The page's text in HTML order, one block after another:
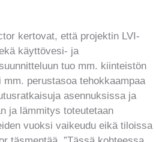
kertovat, että projektin LVI-
käyttövesi- ja
tuo mm. kiinteistön
perustasoa tehokkaampaa
asennuksissa ja
ja lämmitys toteutetaan
vuoksi vaikeudu eikä tiloissa